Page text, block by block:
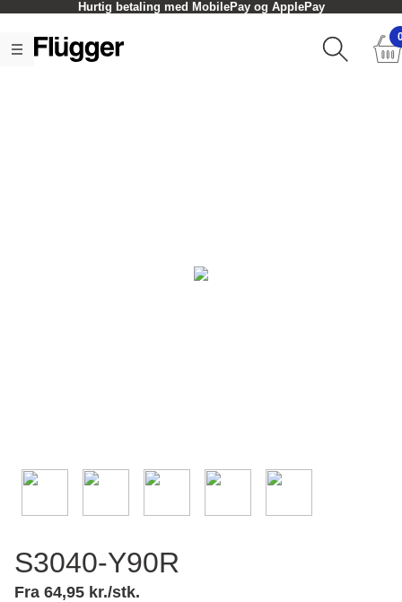
Hurtig betaling med MobilePay og ApplePay
S3040-Y90R
Fra 64,95 kr./stk.